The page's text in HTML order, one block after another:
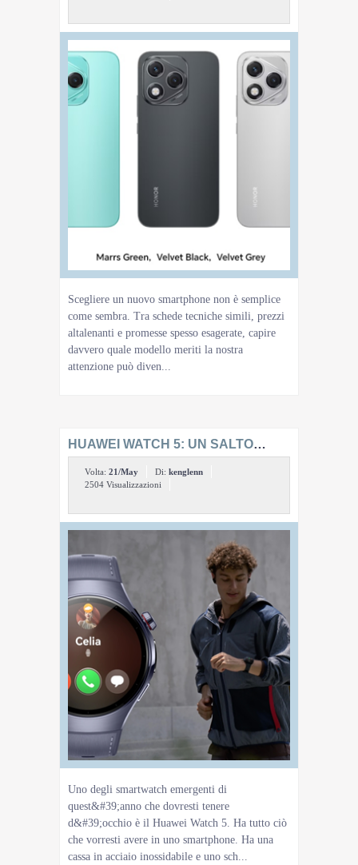
Scegliere un nuovo smartphone non è semplice
come sembra. Tra schede tecniche simili, prezzi
altalenanti e promesse spesso esagerate, capire
davvero quale modello meriti la nostra
attenzione può diven...
HUAWEI WATCH 5: UN SALTO
NELLA TECNOLOGIA
INDOSSABILE
Volta: 21/May Di: kenglenn
2504 Visualizzazioni
Uno degli smartwatch emergenti di
quest&#39;anno che dovresti tenere
d&#39;occhio è il Huawei Watch 5. Ha tutto ciò
che vorresti avere in uno smartphone. Ha una
cassa in acciaio inossidabile e uno sch...